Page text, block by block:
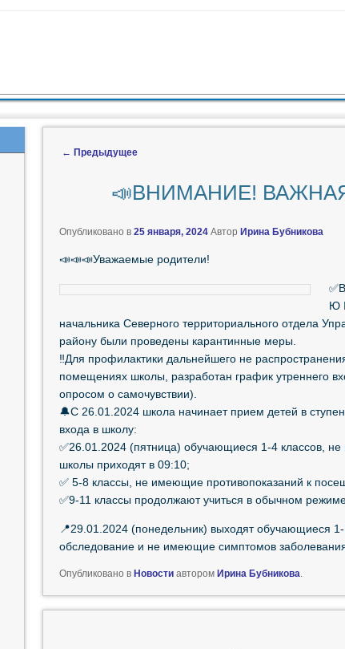
← Предыдущее
📣ВНИМАНИЕ!
Опубликовано в 25 января, 2024 Автор Ирина Бубникова
📣📣📣Уважаемые родители!
Ю
начальника Северного территориального отдела
району были проведены карантинные меры.
‼️Для профилактики дальнейшего не
помещениях школы, разработан график утреннего
опросом о самочувствии).
🔔С 26.01.2024 школа начинает прием детей в
входа в школу:
✅26.01.2024 (пятница) обучающиеся 1-4 классов,
школы приходят в 09:10;
✅ 5-8 классы, не имеющие противопоказаний к
✅9-11 классы продолжают учиться в обычном
📍29.01.2024 (понедельник) выходят обучающиеся
обследование и не имеющие симптомов
Опубликовано в Новостиавтором Ирина Бубникова.